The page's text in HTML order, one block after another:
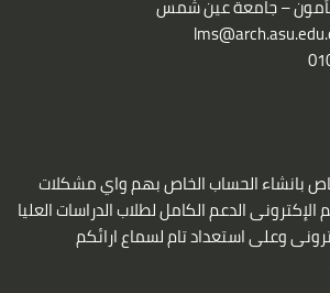
– جامعة عين شمس
بانشاء الحساب الخاص بهم واي مشكلات
الدعم الكامل لطلاب الدراسات العليا
وعلى استعداد تام لسماع ارائكم